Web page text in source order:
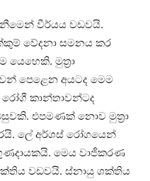
වීර්යය වඩවයි.
වේදනා සමනය කර
යෙහෙකි. මුත්‍රා
පෙළෙන අයටද මෙම
රෝගී කාන්තාවන්ටද
එපමණක්‌ නොව මුත්‍රා
ලේ අර්ශස්‌ රෝගයෙන්
මෙය වාජීකරණ
වඩවයි. ස්‌නායු ශක්‌තිය